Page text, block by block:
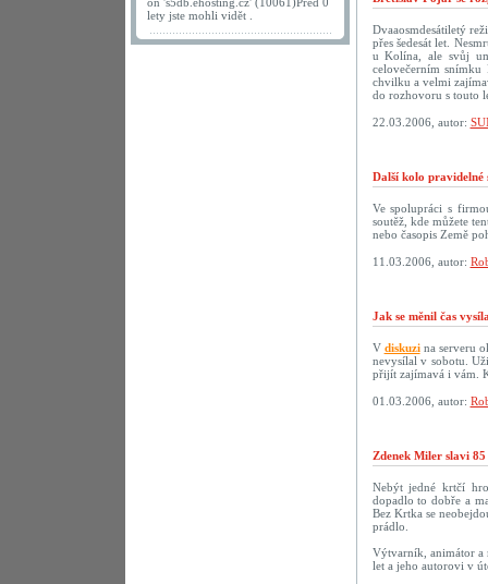
lety jste mohli vidět .
Dvaaosmdesátiletý
přes šedesát let.
u Kolína, ale svůj
celovečerním
chvilku a velmi
do rozhovoru s touto
22.03.2006, autor:
Další kolo pravidelné
Ve spolupráci s
soutěž, kde můžete
nebo časopis Země
11.03.2006, autor:
Jak se měnil čas
V diskuzina serveru
nevysílal v sobotu.
přijít zajímavá i vám.
01.03.2006, autor:
Zdenek Miler slavi
Nebýt jedné krtčí
dopadlo to dobře a
Bez Krtka se
prádlo.
Výtvarník, animátor a
let a jeho autorovi v